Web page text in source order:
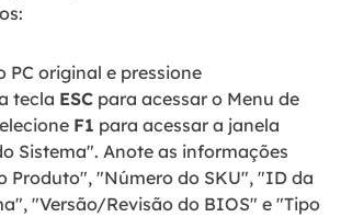
PC original e pressione
tecla ESCpara acessar o Menu de
F1 para acessar a janela
Sistema". Anote as informações
Produto", "Número do SKU", "ID da
"Versão/Revisão do BIOS" e "Tipo